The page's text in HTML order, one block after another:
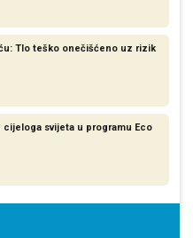
Tlo teško onečišćeno uz rizik
svijeta u programu Eco